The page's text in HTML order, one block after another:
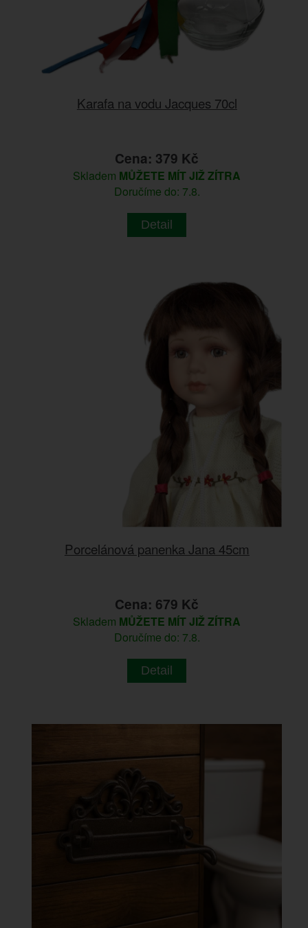
Karafa na vodu Jacques 70cl
Cena: 379 Kč
Skladem MŮŽETE MÍT JIŽ ZÍTRA
Doručíme do: 7.8.
Detail
Porcelánová panenka Jana 45cm
Cena: 679 Kč
Skladem MŮŽETE MÍT JIŽ ZÍTRA
Doručíme do: 7.8.
Detail